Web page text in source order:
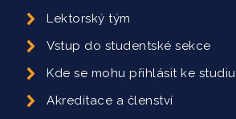
Lektorský tým
Vstup do studentské sekce
Kde se mohu přihlásit ke studiu
Akreditace a členství